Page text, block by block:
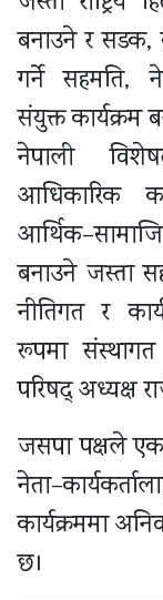
बनाउने र सडक,
गर्ने सहमति,
संयुक्त कार्यक्रम
नेपाली
आधिकारिक
बनाउने जस्ता
नीतिगत र
रूपमा
परिषद् अध्यक्ष
जसपा पक्षले
कार्यक्रममा
छ।